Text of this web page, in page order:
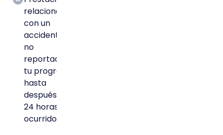
relacionadas
con un
accidente
no
reportado a
tu programa
hasta
después de
24 horas de
ocurrido.